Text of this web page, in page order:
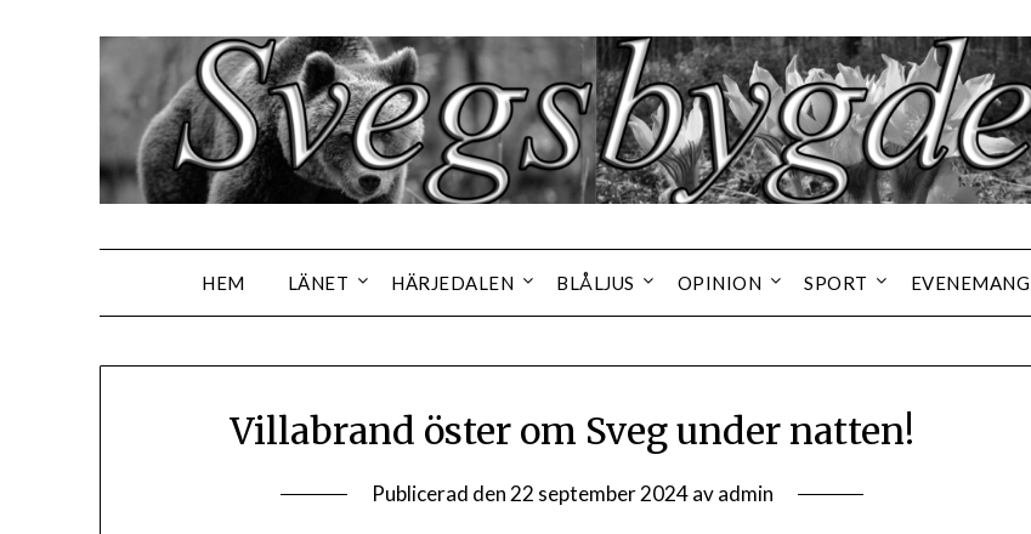
HEM LÄNET HÄRJEDALEN BLÅLJUS OPINION SPORT EVENEMANG
Villabrand öster om Sveg under natten!
Publicerad den22 september 2024avadmin